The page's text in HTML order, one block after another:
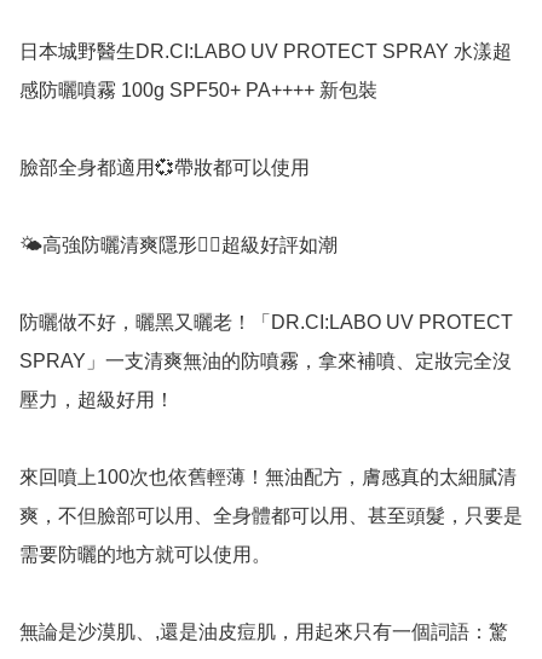
日本城野醫生DR.CI:LABO UV PROTECT SPRAY 水漾超
感防曬噴霧 100g SPF50+ PA++++ 新包裝
臉部全身都適用💞帶妝都可以使用
🌤高強防曬清爽隱形👍🏻超級好評如潮
防曬做不好，曬黑又曬老！「DR.CI:LABO UV PROTECT
SPRAY」一支清爽無油的防噴霧，拿來補噴、定妝完全沒
壓力，超級好用！
來回噴上100次也依舊輕薄！無油配方，膚感真的太細膩清
爽，不但臉部可以用、全身體都可以用、甚至頭髮，只要是
需要防曬的地方就可以使用。
無論是沙漠肌、,還是油皮痘肌，用起來只有一個詞語：驚